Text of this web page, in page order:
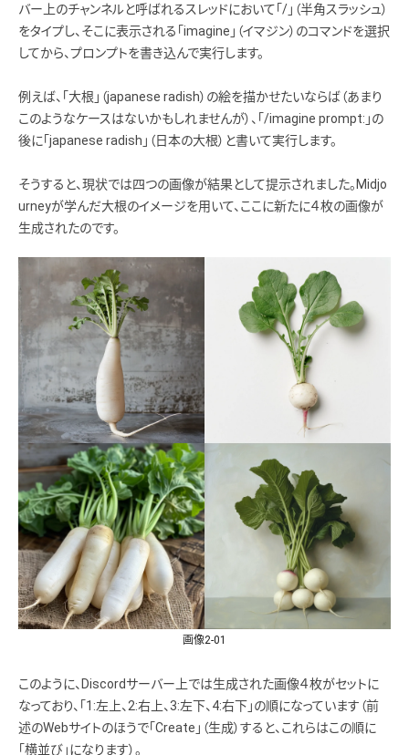
バー上のチャンネルと呼ばれるスレッドにおいて「/」（半角スラッシュ）
をタイプし、そこに表示される「imagine」（イマジン）のコマンドを選択
してから、プロンプトを書き込んで実行します。
例えば、「大根」（japanese radish）の絵を描かせたいならば（あまり
このようなケースはないかもしれませんが）、「/imagine prompt:」の
後に「japanese radish」（日本の大根）と書いて実行します。
そうすると、現状では四つの画像が結果として提示されました。Midjo
urneyが学んだ大根のイメージを用いて、ここに新たに４枚の画像が
生成されたのです。
画像2-01
このように、Discordサーバー上では生成された画像４枚がセットに
なっており、「1:左上、2:右上、3:左下、4:右下」の順になっています（前
述のWebサイトのほうで「Create」（生成）すると、これらはこの順に
「横並び」になります）。